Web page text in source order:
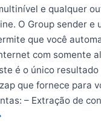
e qualquer
O Group sender e
que você
com somente
é o único
que fornece para
– Extração de